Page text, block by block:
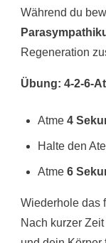
Während du
Regeneration
Übung: 4-2-6-
Atme 4
Halte den
Atme 6
Wiederhole das
Nach kurzer